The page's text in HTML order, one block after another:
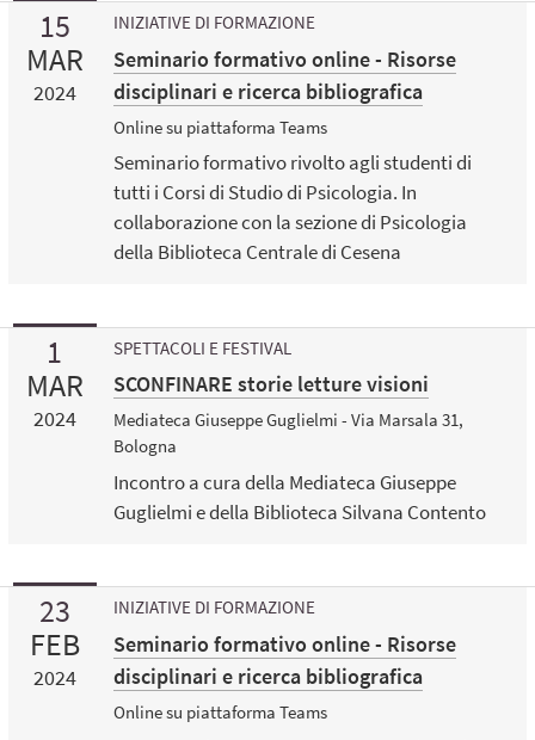
15
MAR
2024
INIZIATIVE DI FORMAZIONE
Seminario formativo online - Risorse
disciplinari e ricerca bibliografica
Online su piattaforma Teams
Seminario formativo rivolto agli studenti di
tutti i Corsi di Studio di Psicologia. In
collaborazione con la sezione di Psicologia
della Biblioteca Centrale di Cesena
1
MAR
2024
SPETTACOLI E FESTIVAL
SCONFINARE storie letture visioni
Mediateca Giuseppe Guglielmi - Via Marsala 31,
Bologna
Incontro a cura della Mediateca Giuseppe
Guglielmi e della Biblioteca Silvana Contento
23
FEB
2024
INIZIATIVE DI FORMAZIONE
Seminario formativo online - Risorse
disciplinari e ricerca bibliografica
Online su piattaforma Teams